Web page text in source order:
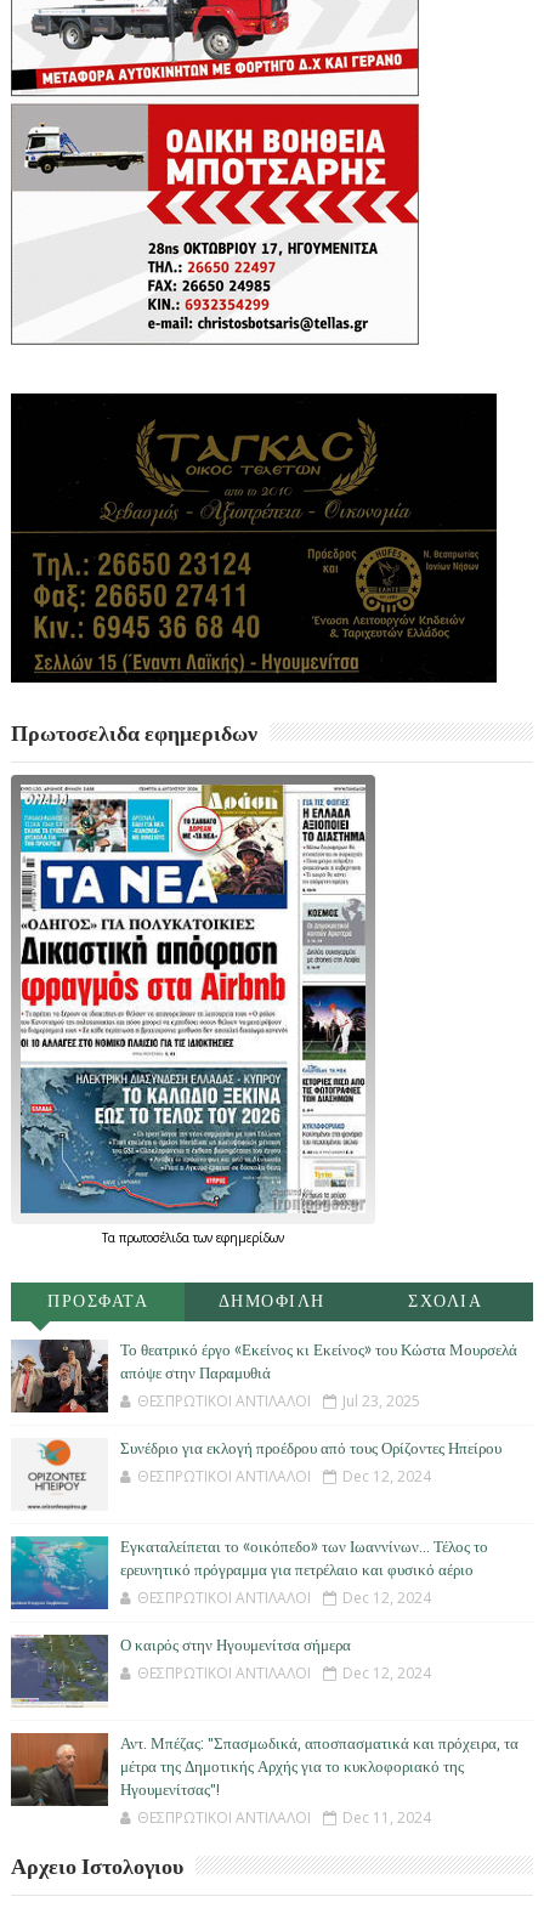
Πρωτοσελιδα εφημεριδων
Τα πρωτοσέλιδατων εφημερίδων
ΠΡΟΣΦΑΤΑ ΔΗΜΟΦΙΛΗ ΣΧΟΛΙΑ
Το θεατρικό έργο «Εκείνος κι Εκείνος» του Κώστα Μουρσελά
απόψε στην Παραμυθιά
ΘΕΣΠΡΩΤΙΚΟΙ ΑΝΤΙΛΑΛΟΙ Jul 23, 2025
Συνέδριο για εκλογή προέδρου από τους Ορίζοντες Ηπείρου
ΘΕΣΠΡΩΤΙΚΟΙ ΑΝΤΙΛΑΛΟΙ Dec 12, 2024
Εγκαταλείπεται το «οικόπεδο» των Ιωαννίνων… Τέλος το
ερευνητικό πρόγραμμα για πετρέλαιο και φυσικό αέριο
ΘΕΣΠΡΩΤΙΚΟΙ ΑΝΤΙΛΑΛΟΙ Dec 12, 2024
Ο καιρός στην Ηγουμενίτσα σήμερα
ΘΕΣΠΡΩΤΙΚΟΙ ΑΝΤΙΛΑΛΟΙ Dec 12, 2024
Αντ. Μπέζας: "Σπασμωδικά, αποσπασματικά και πρόχειρα, τα
μέτρα της Δημοτικής Αρχής για το κυκλοφοριακό της
Ηγουμενίτσας"!
ΘΕΣΠΡΩΤΙΚΟΙ ΑΝΤΙΛΑΛΟΙ Dec 11, 2024
Αρχειο Ιστολογιου